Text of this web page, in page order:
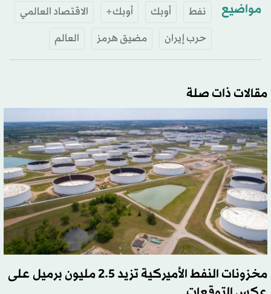
مواضيع نفط أوبك أوبك+
الاقتصاد العالمي
حرب إيران
مضيق هرمز العالم
مقالات ذات صلة
مخزونات النفط الأميركية تزيد 2.5 مليون برميل على